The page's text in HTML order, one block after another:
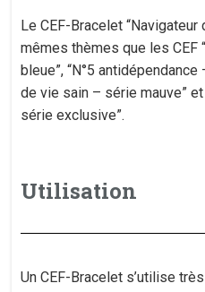
Le CEF-Bracelet
mêmes thèmes que les CEF
bleue”, “N°5
de vie sain – série mauve”
série exclusive”.
Utilisation
Un CEF-Bracelet s’utilise